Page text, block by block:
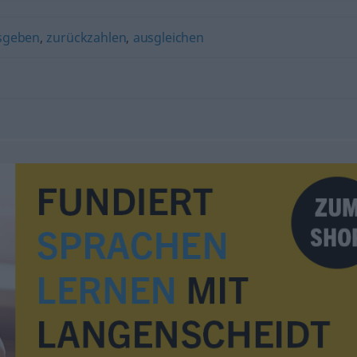
, zurückzahlen, ausgleichen